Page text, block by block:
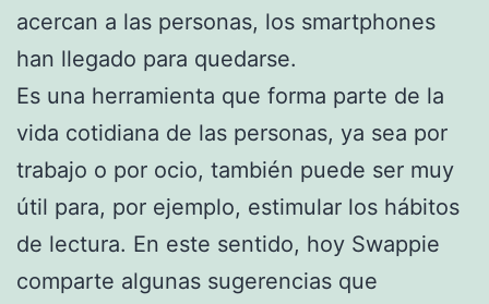
acercan a las personas, los smartphones
han llegado para quedarse.
Es una herramienta que forma parte de la
vida cotidiana de las personas, ya sea por
trabajo o por ocio, también puede ser muy
útil para, por ejemplo, estimular los hábitos
de lectura. En este sentido, hoy Swappie
comparte algunas sugerencias que